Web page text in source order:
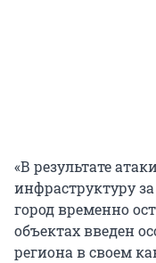
«В результате
инфраструктуру
город временно
объектах введен
региона в своем